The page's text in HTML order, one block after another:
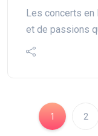
Les concerts en
et de passions
1 2